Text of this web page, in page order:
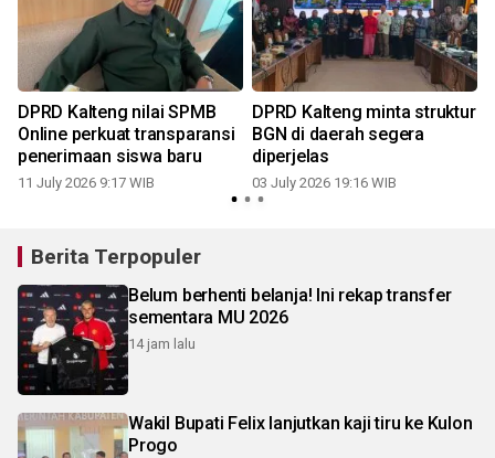
DPRD Kalteng nilai SPMB
Online perkuat transparansi
penerimaan siswa baru
11 July 2026 9:17 WIB
DPRD Kalteng minta struktur
BGN di daerah segera
diperjelas
03 July 2026 19:16 WIB
Berita Terpopuler
Belum berhenti belanja! Ini rekap transfer
sementara MU 2026
14 jam lalu
Wakil Bupati Felix lanjutkan kaji tiru ke Kulon
Progo